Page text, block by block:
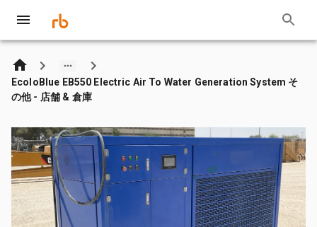
EcoloBlue EB550 Electric Air To Water Generation System そ
の他 - 店舗 & 倉庫